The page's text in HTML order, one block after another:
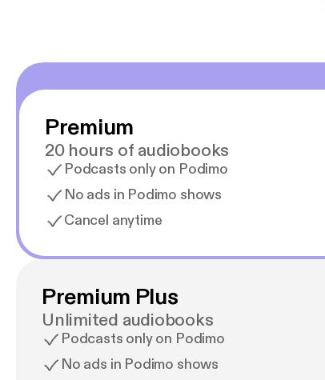
Premium
20 hours of audiobooks
Podcasts only on Podimo
No ads in Podimo shows
Cancel anytime
Premium Plus
Unlimited audiobooks
Podcasts only on Podimo
No ads in Podimo shows